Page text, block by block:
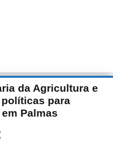
da Agricultura e
para
Palmas